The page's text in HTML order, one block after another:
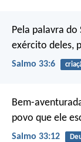
Pela palavra do
exército deles,
Salmo 33:6
Bem-
povo que ele
Salmo 33:12